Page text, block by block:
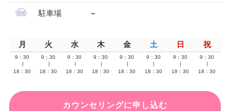
駐車場 –
月 火 水 木 金 土 日 祝
9：30
18：30
9：30
18：30
9：30
18：30
9：30
18：30
9：30
18：30
9：30
18：30
9：30
18：30
9：30
18：30
カウンセリングに申し込む